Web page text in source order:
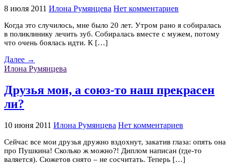
8 июля 2011 Илона Румянцева Нет комментариев
Когда это случилось, мне было 20 лет. Утром рано я собиралась
в поликлинику лечить зуб. Собиралась вместе с мужем, потому
что очень боялась идти. К […]
Далее →
Илона Румянцева
Друзья мои, а союз-то наш прекрасен
ли?
10 июня 2011 Илона Румянцева Нет комментариев
Сейчас все мои друзья дружно вздохнут, закатив глаза: опять она
про Пушкина! Сколько ж можно?! Диплом написан (где-то
валяется). Сюжетов снято – не сосчитать. Теперь […]